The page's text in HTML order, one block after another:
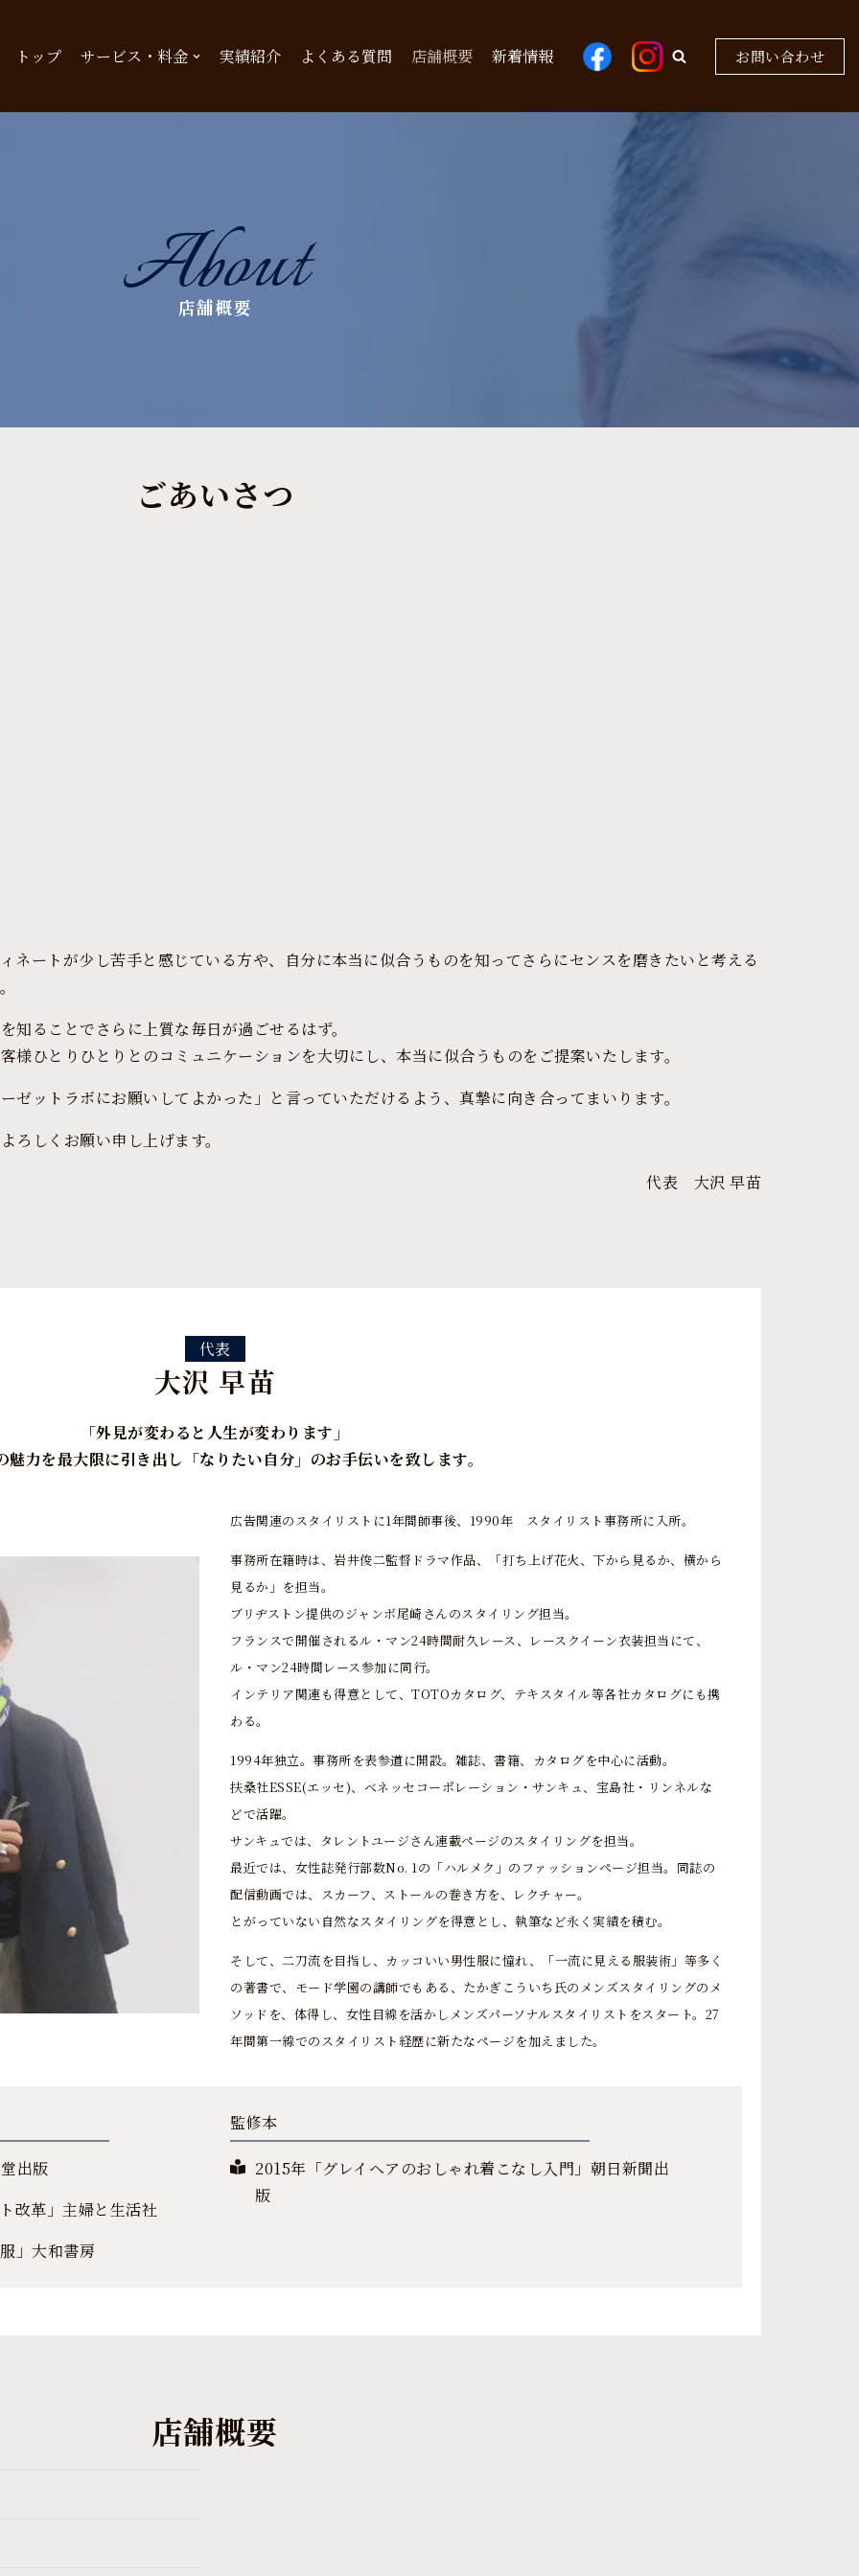
トップ サービス・料金 実績紹介 よくある質問 店舗概要 新着情報 お問い合わせ
About
店舗概要
ごあいさつ
ネートが少し苦手と感じている方や、自分に本当に似合うものを知ってさらにセンスを磨きたいと考える
ることでさらに上質な毎日が過ごせるはず。
様ひとりひとりとのコミュニケーションを大切にし、本当に似合うものをご提案いたします。
ゼットラボにお願いしてよかった」と言っていただけるよう、真摯に向き合ってまいります。
ろしくお願い申し上げます。
代表 大沢 早苗
代表
大沢 早苗
「外見が変わると人生が変わります」
魅力を最大限に引き出し「なりたい自分」のお手伝いを致します。
広告関連のスタイリストに1年間師事後、1990年 スタイリスト事務所に入所。
事務所在籍時は、岩井俊二監督ドラマ作品、「打ち上げ花火、下から見るか、横から
見るか」を担当。
ブリヂストン提供のジャンボ尾崎さんのスタイリング担当。
フランスで開催されるル・マン24時間耐久レース、レースクイーン衣装担当にて、
ル・マン24時間レース参加に同行。
インテリア関連も得意として、TOTOカタログ、テキスタイル等各社カタログにも携
わる。
1994年独立。事務所を表参道に開設。雑誌、書籍、カタログを中心に活動。
扶桑社ESSE(エッセ)、ベネッセコーポレーション・サンキュ、宝島社・リンネルな
どで活躍。
サンキュでは、タレントユージさん連載ページのスタイリングを担当。
最近では、女性誌発行部数No. 1の「ハルメク」のファッションページ担当。同誌の
配信動画では、スカーフ、ストールの巻き方を、レクチャー。
とがっていない自然なスタイリングを得意とし、執筆など永く実績を積む。
そして、二刀流を目指し、カッコいい男性服に憧れ、「一流に見える服装術」等多く
の著書で、モード学園の講師でもある、たかぎこういち氏のメンズスタイリングのメ
ソッドを、体得し、女性目線を活かしメンズパーソナルスタイリストをスタート。27
年間第一線でのスタイリスト経歴に新たなページを加えました。
出版
改革」主婦と生活社
」大和書房
監修本
2015年「グレイヘアのおしゃれ着こなし入門」朝日新聞出
版
店舗概要